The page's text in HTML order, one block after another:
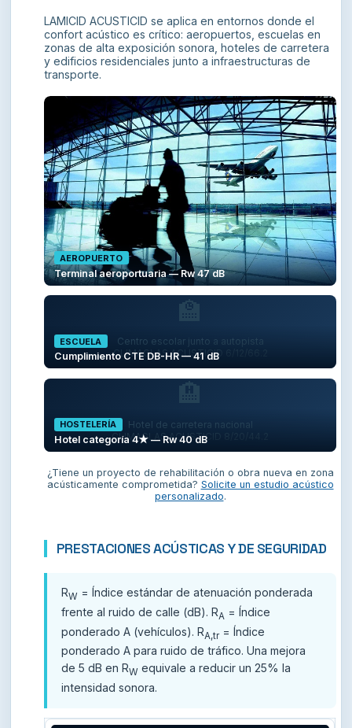
LAMICID ACUSTICID se aplica en entornos donde el
confort acústico es crítico: aeropuertos, escuelas en
zonas de alta exposición sonora, hoteles de carretera
y edificios residenciales junto a infraestructuras de
transporte.
AEROPUERTO
Terminal aeroportuaria — Rw 47 dB
🏫
Centro escolar junto a autopista
CLIMAGLAS ACUSTICID 6/12/66.2
ESCUELA
Cumplimiento CTE DB-HR — 41 dB
🏨
Hotel de carretera nacional
CLIMAGLAS ACUSTICID 8/20/44.2
HOSTELERÍA
Hotel categoría 4★ — Rw 40 dB
¿Tiene un proyecto de rehabilitación o obra nueva en zona
acústicamente comprometida? Solicite un estudio acústico
personalizado.
PRESTACIONES ACÚSTICAS Y DE SEGURIDAD
RW = Índice estándar de atenuación ponderada
frente al ruido de calle (dB). RA = Índice
ponderado A (vehículos). RA,tr= Índice
ponderado A para ruido de tráfico. Una mejora
de 5 dB en RW equivale a reducir un 25% la
intensidad sonora.